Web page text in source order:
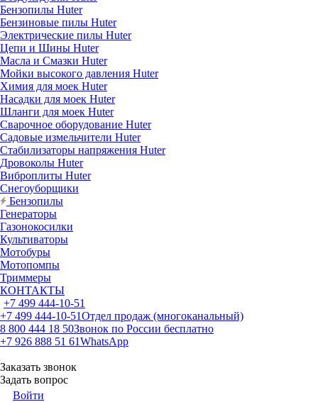
Бензопилы Huter
Бензиновые пилы Huter
Электрические пилы Huter
Цепи и Шины Huter
Масла и Смазки Huter
Мойки высокого давления Huter
Химия для моек Huter
Насадки для моек Huter
Шланги для моек Huter
Сварочное оборудование Huter
Садовые измельчители Huter
Стабилизаторы напряжения Huter
Дровоколы Huter
Виброплиты Huter
Снегоуборщики
Бензопилы
Генераторы
Газонокосилки
Культиваторы
Мотобуры
Мотопомпы
Триммеры
КОНТАКТЫ
+7 499 444-10-51
+7 499 444-10-51Отдел продаж (многоканальный)
8 800 444 18 50Звонок по России бесплатно
+7 926 888 51 61WhatsApp
Заказать звонок
Задать вопрос
Войти